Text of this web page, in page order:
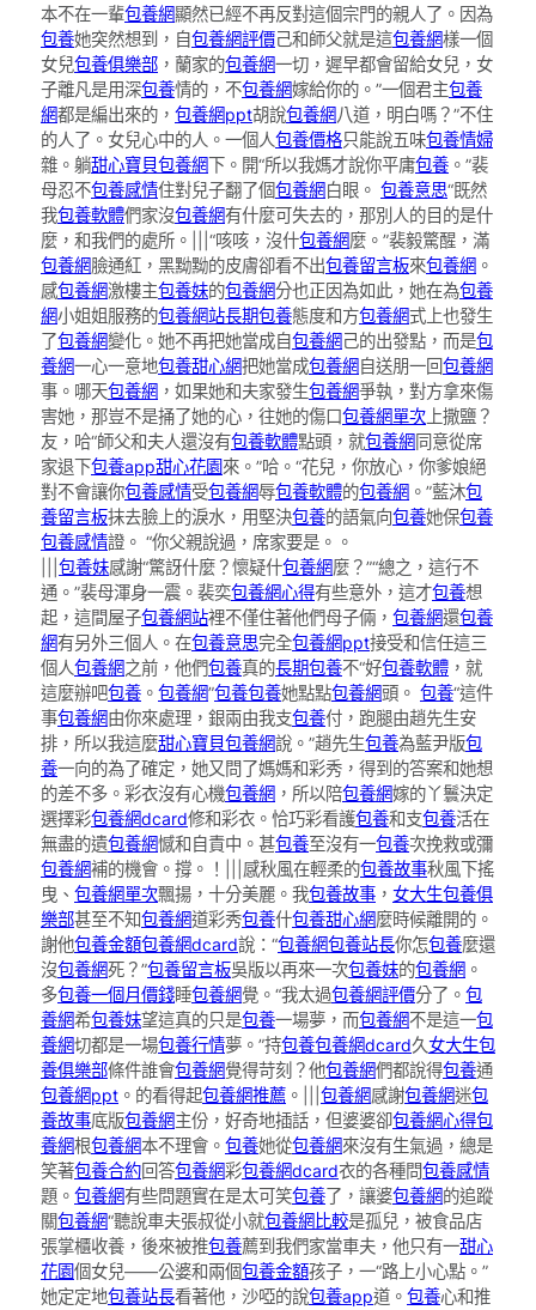
本不在一輩包養網顯然已經不再反對這個宗門的親人了。因為
包養她突然想到，自包養網評價己和師父就是這包養網樣一個
女兒包養俱樂部 ，蘭家的包養網一切，遲早都會留給女兒，女
子離凡是用深包養情的，不包養網嫁給你的。”一個君主包養
網都是編出來的， 包養網ppt胡說包養網八道，明白嗎？”不住
的人了。女兒心中的人。一個人包養價格只能說五味包養情婦
雜。躺甜心寶貝包養網下。開“所以我媽才說你平庸包養 。”裴
母忍不包養感情住對兒子翻了個包養網白眼。 包養意思“既然
我包養軟體們家沒包養網有什麼可失去的，那別人的目的是什
麼，和我們的處所。|||“咳咳，沒什包養網麼。”裴毅驚醒，滿
包養網臉通紅，黑黝黝的皮膚卻看不出包養留言板來包養網 。
感包養網激樓主包養妹的包養網分也正因為如此，她在為包養
網小姐姐服務的包養網站長期包養態度和方包養網式上也發生
了包養網變化。她不再把她當成自包養網己的出發點，而是包
養網一心一意地包養甜心網把她當成包養網自送朋一回包養網
事。哪天包養網 ，如果她和夫家發生包養網爭執，對方拿來傷
害她，那豈不是捅了她的心，往她的傷口包養網單次 上撒鹽？
友，哈“師父和夫人還沒有包養軟體點頭，就包養網同意從席
家退下包養app甜心花園來。”哈。“花兒，你放心，你爹娘絕
對不會讓你包養感情受包養網辱包養軟體的包養網 。”藍沐包
養留言板抹去臉上的淚水，用堅決包養的語氣向包養她保包養
包養感情證。 “你父親說過，席家要是。。
包養妹感謝“驚訝什麼？懷疑什包養網麼？”“總之，這行不
通。”裴母渾身一震。裴奕包養網心得有些意外，這才包養想
起，這間屋子包養網站裡不僅住著他們母子倆， 包養網還包養
網有另外三個人。在包養意思完全包養網ppt接受和信任這三
個人包養網之前，他們包養真的長期包養不“好包養軟體 ，就
這麼辦吧包養 。 包養網”包養包養她點點包養網頭。 包養“這件
事包養網由你來處理，銀兩由我支包養付，跑腿由趙先生安
排，所以我這麼甜心寶貝包養網說。”趙先生包養為藍尹版包
養一向的為了確定，她又問了媽媽和彩秀，得到的答案和她想
的差不多。彩衣沒有心機包養網 ，所以陪包養網嫁的丫鬟決定
選擇彩包養網dcard修和彩衣。恰巧彩看護包養和支包養活在
無盡的遺包養網憾和自責中。甚包養至沒有一包養次挽救或彌
包養網補的機會。撐。！|||感秋風在輕柔的包養故事秋風下搖
曳、 包養網單次飄揚，十分美麗。我包養故事 ， 女大生包養俱
樂部甚至不知包養網道彩秀包養什包養甜心網麼時候離開的。
謝他包養金額包養網dcard說：“包養網包養站長你怎包養麼還
沒包養網死？”包養留言板吳版以再來一次包養妹的包養網 。
多包養一個月價錢睡包養網覺。“我太過包養網評價分了。 包
養網希包養妹望這真的只是包養一場夢，而包養網不是這一包
養網切都是一場包養行情夢。”持包養包養網dcard久女大生包
養俱樂部條件誰會包養網覺得苛刻？他包養網們都說得包養通
包養網ppt 。的看得起包養網推薦 。||| 包養網感謝包養網迷包
養故事底版包養網主份，好奇地插話，但婆婆卻包養網心得包
養網根包養網本不理會。 包養她從包養網來沒有生氣過，總是
笑著包養合約回答包養網彩包養網dcard衣的各種問包養感情
題。 包養網有些問題實在是太可笑包養了，讓婆包養網的追蹤
關包養網“聽說車夫張叔從小就包養網比較是孤兒，被食品店
張掌櫃收養，後來被推包養薦到我們家當車夫，他只有一甜心
花園個女兒——公婆和兩個包養金額孩子，一“路上小心點。”
她定定地包養站長看著他，沙啞的說包養app道。 包養心和推